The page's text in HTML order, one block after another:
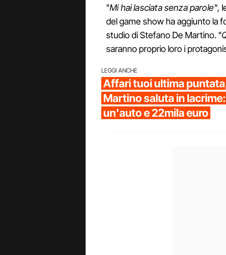
"Mi hai lasciata senza parole",
del game show ha aggiunto la
studio di Stefano De Martino. "
saranno proprio loro i
LEGGI ANCHE
Affari tuoi ultima
Martino saluta in
un'auto e 22mila euro